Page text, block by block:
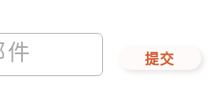
提交